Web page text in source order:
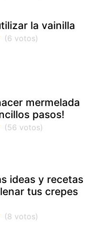
la vainilla
mermelada
pasos!
ideas y recetas
tus crepes